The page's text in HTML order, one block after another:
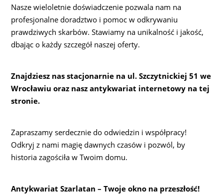
Nasze wieloletnie doświadczenie pozwala nam na
profesjonalne doradztwo i pomoc w odkrywaniu
prawdziwych skarbów. Stawiamy na unikalność i jakość,
dbając o każdy szczegół naszej oferty.
Znajdziesz nas stacjonarnie na ul. Szczytnickiej 51 we
Wrocławiu oraz nasz antykwariat internetowy na tej
stronie.
Zapraszamy serdecznie do odwiedzin i współpracy!
Odkryj z nami magię dawnych czasów i pozwól, by
historia zagościła w Twoim domu.
Antykwariat Szarlatan – Twoje okno na przeszłość!